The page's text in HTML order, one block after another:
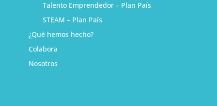
Talento Emprendedor – Plan País
STEAM – Plan País
¿Qué hemos hecho?
Colabora
Nosotros